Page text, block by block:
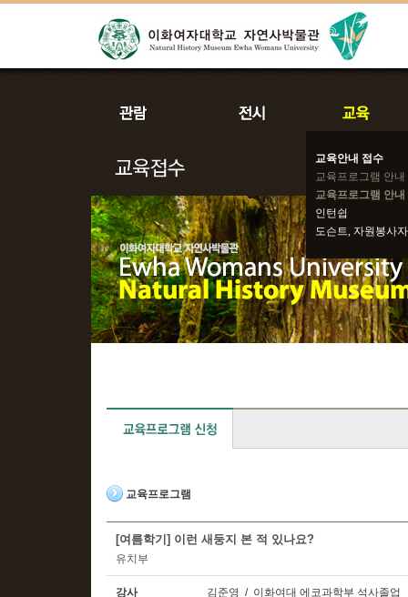
교육안내 접수
교육프로그램 안내
교육프로그램 안내
인턴쉽
도슨트, 자원봉사자
교육프로그램
[여름학기] 이런 새둥지 본 적 있나요?
유치부
강사 김준영 / 이화여대 에코과학부 석사졸업